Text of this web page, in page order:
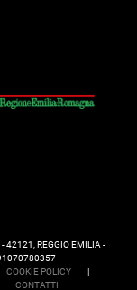
42121, REGGIO EMILIA -
COOKIE POLICY
|
CONTATTI